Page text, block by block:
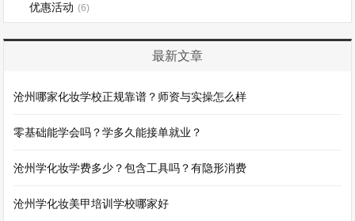
优惠活动 (6)
最新文章
沧州哪家化妆学校正规靠谱？师资与实操怎么样
零基础能学会吗？学多久能接单就业？
沧州学化妆学费多少？包含工具吗？有隐形消费
沧州学化妆美甲培训学校哪家好